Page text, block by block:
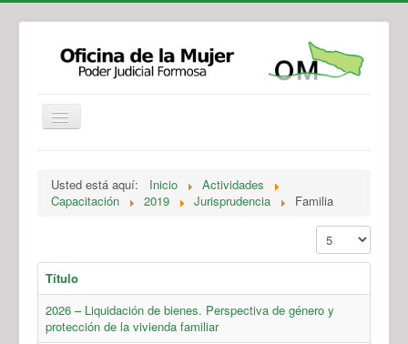
Legislación
Novedades
Usted está aquí: Inicio
Actividades
Capacitación
2019 Jurisprudencia
Familia
Mostrar #
Título
2026 – Liquidación de bienes. Perspectiva de género y
protección de la vivienda familiar